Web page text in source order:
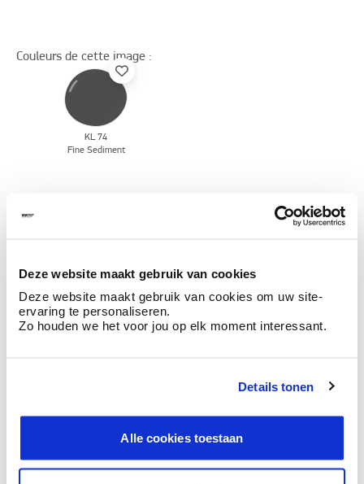
Deze website maakt gebruik van cookies
Deze website maakt gebruik van cookies om uw site-
ervaring te personaliseren.
Zo houden we het voor jou op elk moment interessant.
Details tonen
Alle cookies toestaan
Couleurs de cette image :
KL 74
Fine Sediment
Découvrez plus d'images d'inspiration pour: Gris
Ces styles peuvent également vous plaire